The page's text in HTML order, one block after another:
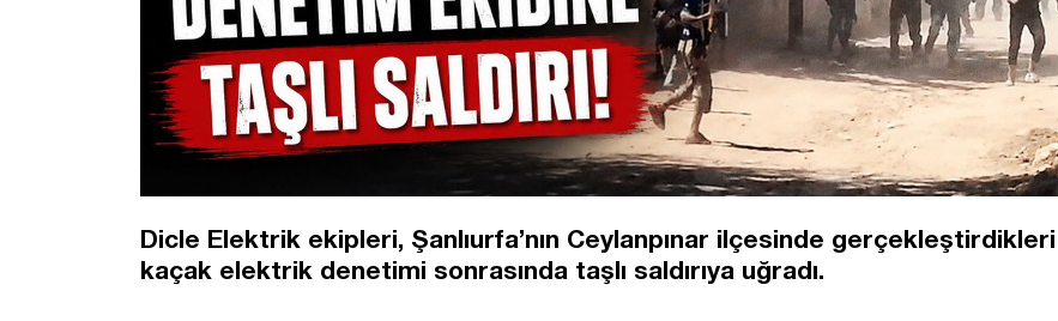
Dicle Elektrik ekipleri, Şanlıurfa’nın Ceylanpınar ilçesinde gerçekleştirdikleri
kaçak elektrik denetimi sonrasında taşlı saldırıya uğradı.